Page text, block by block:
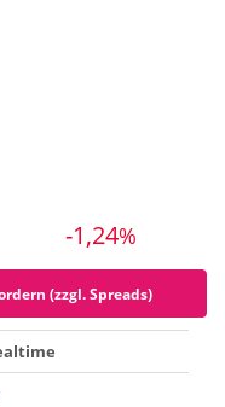
-1,24%
(zzgl. Spreads)